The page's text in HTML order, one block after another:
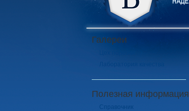
Галереи
Полезная информация
Справочник